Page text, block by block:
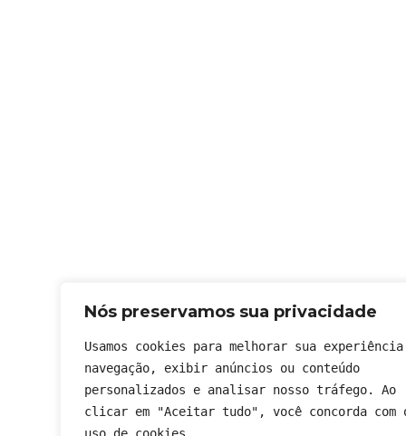
Nós preservamos sua privacidade
Usamos cookies para melhorar sua
navegação, exibir anúncios ou conteúdo
personalizados e analisar nosso tráfego. Ao
clicar em "Aceitar tudo", você concorda com